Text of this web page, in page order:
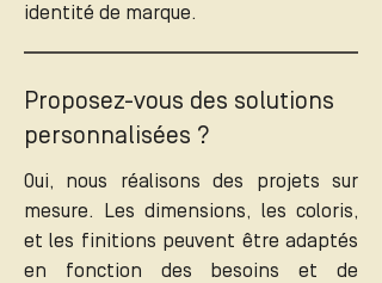
identité de marque.
Proposez-vous des solutions
personnalisées ?
Oui, nous réalisons des projets sur
mesure. Les dimensions, les coloris,
et les finitions peuvent être adaptés
en fonction des besoins et de